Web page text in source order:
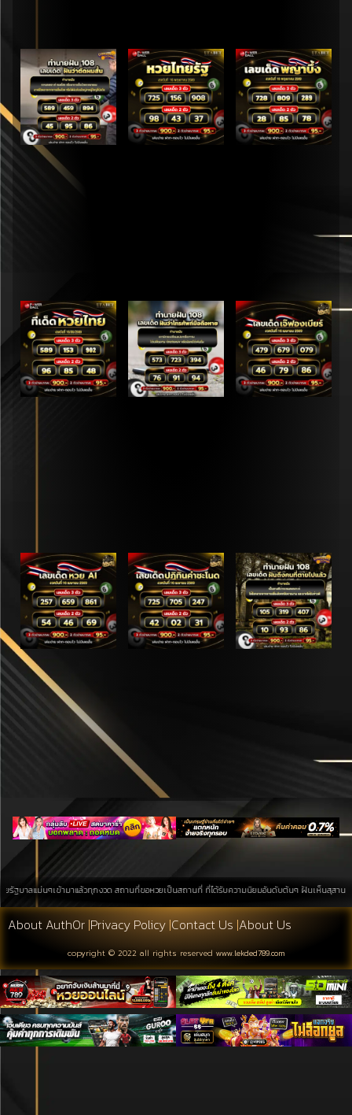
ลแม่นๆเข้ามาแล้วทุกงวด สถานที่ขอหวยเป็นสถานที่ ที่ได้รับความนิยมอันดับต้นๆ ฝันเห็นสุสาน ก
About Auth0r |Privacy Policy|Contact Us |About Us
copyright © 2022 all rights reserved www.lekded789.com